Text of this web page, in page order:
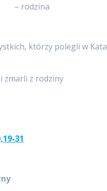
rodzina
którzy polegli
i zmarli z rodziny
31